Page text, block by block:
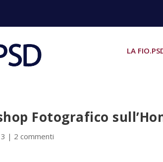
LA
Fotografico
| 2 commenti